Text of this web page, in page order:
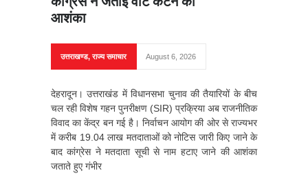
आशंका
उत्तराखण्ड,राज्य समाचार August 6, 2026
देहरादून। उत्तराखंड में विधानसभा चुनाव की तैयारियों के बीच
चल रही विशेष गहन पुनरीक्षण (SIR) प्रक्रिया अब राजनीतिक
विवाद का केंद्र बन गई है। निर्वाचन आयोग की ओर से राज्यभर
में करीब 19.04 लाख मतदाताओं को नोटिस जारी किए जाने के
बाद कांग्रेस ने मतदाता सूची से नाम हटाए जाने की आशंका
जताते हुए गंभीर